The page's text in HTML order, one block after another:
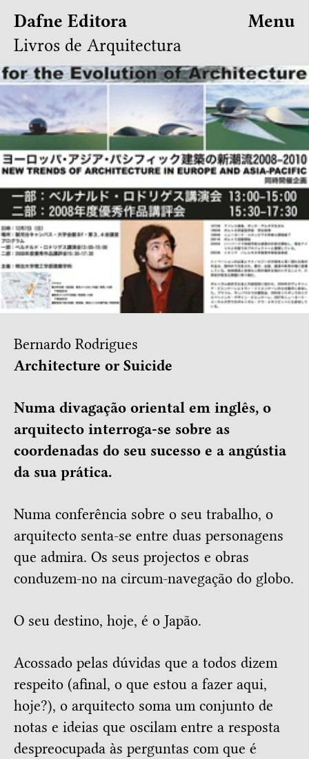
Dafne Editora
Livros de Arquitectura
Menu
Bernardo Rodrigues
Architecture or Suicide
Numa divagação oriental em inglês, o
arquitecto interroga-se sobre as
coordenadas do seu sucesso e a angústia
da sua prática.
Numa conferência sobre o seu trabalho, o
arquitecto senta-se entre duas personagens
que admira. Os seus projectos e obras
conduzem-no na circum-navegação do globo.
O seu destino, hoje, é o Japão.
Acossado pelas dúvidas que a todos dizem
respeito (afinal, o que estou a fazer aqui,
hoje?), o arquitecto soma um conjunto de
notas e ideias que oscilam entre a resposta
despreocupada às perguntas com que é